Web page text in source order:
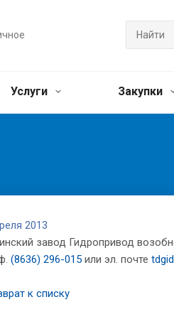
Услуги Закупки
2013
завод Гидропривод
(8636) 296-015 или эл. почте
к списку